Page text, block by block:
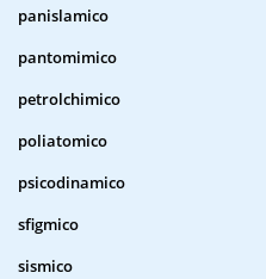
panislamico
pantomimico
petrolchimico
poliatomico
psicodinamico
sfigmico
sismico